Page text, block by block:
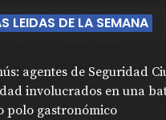
LEIDAS DE LA SEMANA
agentes de Seguridad
involucrados en una
polo gastronómico